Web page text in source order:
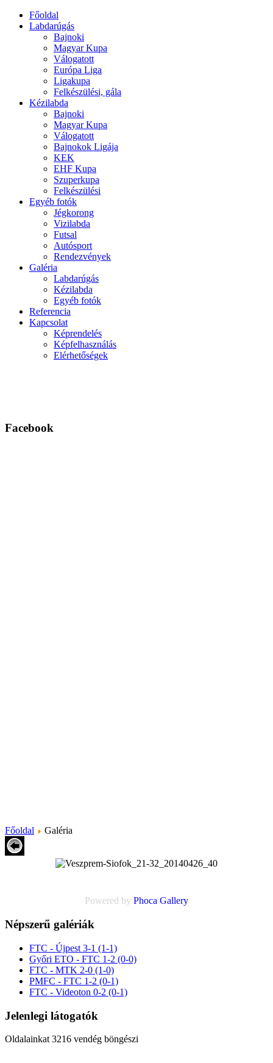
Főoldal
Labdarúgás
Bajnoki
Magyar Kupa
Válogatott
Európa Liga
Ligakupa
Felkészülési, gála
Kézilabda
Bajnoki
Magyar Kupa
Válogatott
Bajnokok Ligája
KEK
EHF Kupa
Szuperkupa
Felkészülési
Egyéb fotók
Jégkorong
Vizilabda
Futsal
Autósport
Rendezvények
Galéria
Labdarúgás
Kézilabda
Egyéb fotók
Referencia
Kapcsolat
Képrendelés
Képfelhasználás
Elérhetőségek
Facebook
Főoldal Galéria
Powered by Phoca Gallery
Népszerű galériák
FTC - Újpest 3-1 (1-1)
Győri ETO - FTC 1-2 (0-0)
FTC - MTK 2-0 (1-0)
PMFC - FTC 1-2 (0-1)
FTC - Videoton 0-2 (0-1)
Jelenlegi látogatók
Oldalainkat 3216 vendég böngészi